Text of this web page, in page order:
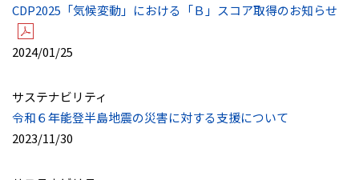
CDP2025「気候変動」における「Ｂ」スコア取得のお知らせ
2024/01/25
サステナビリティ
令和６年能登半島地震の災害に対する支援について
2023/11/30